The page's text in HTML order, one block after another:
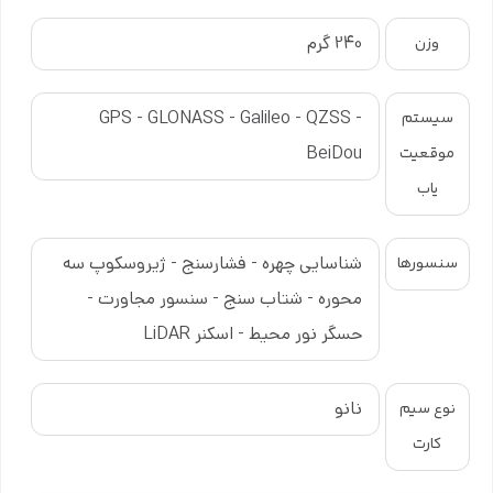
این ترکیب سخت‌افزاری باعث شده گوشی در استفاده طولانی‌مدت نیز
عملکرد خود را حفظ کند و افت سرعت محسوسی نداشته باشد. حافظه
داخلی 512 گیگابایت نیز فضای بسیار زیادی برای ذخیره عکس‌ها، ویدئوهای
باکیفیت، برنامه‌ها و فایل‌های کاری فراهم می‌کند.
برای کاربرانی که تولید محتوا می‌کنند یا فایل‌های حجیم دارند، این ظرفیت
حافظه انتخابی ایده‌آل است.
-سیستم‌دوربین‌حرفه‌ای؛‌
مناسب‌عکاسان‌و‌تولیدکنندگان‌محتوا
یکی از مهم‌ترین ویژگی‌های آیفون 13 پرو مکس، سیستم دوربین پیشرفته
آن است. این گوشی امکان ثبت تصاویر با کیفیت بالا، جزئیات دقیق و
رنگ‌های طبیعی را فراهم می‌کند.
ویژگی‌های مهم دوربین:
وزن 240 گرم
سیستم
موقعیت
یاب
GPS - GLONASS - Galileo - QZSS -
BeiDou
سنسورها
شناسایی چهره - فشارسنج - ژیروسکوپ سه
محوره - شتاب سنج - سنسور مجاورت -
حسگر نور محیط - اسکنر LiDAR
نوع سیم
کارت
نانو